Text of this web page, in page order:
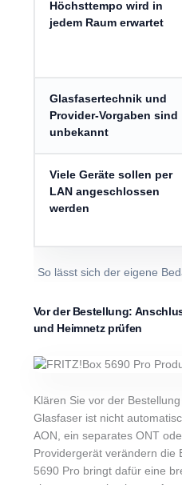
Höchsttempo wird in
jedem Raum erwartet
Glasfasertechnik und
Provider-Vorgaben sind
unbekannt
Viele Geräte sollen per
LAN angeschlossen
werden
So lässt sich der eigene
Vor der Bestellung:
und Heimnetz prüfen
Klären Sie vor der
Glasfaser ist nicht
AON, ein separates ONT
Providergerät verändern die
5690 Pro bringt dafür eine